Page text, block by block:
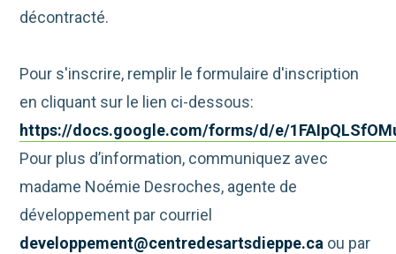
décontracté.
Pour s'inscrire, remplir le formulaire d'inscription
en cliquant sur le lien ci-dessous:
https://docs.google.com/forms/d/e/
Pour plus d’information, communiquez avec
madame Noémie Desroches, agente de
développement par courriel
developpement@centredesartsdieppe.ca ou par